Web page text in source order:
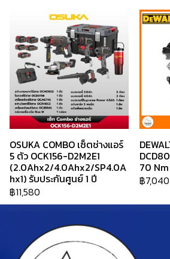
OSUKA COMBO เซ็ตช่างแอร์
5 ตัว OCK156-D2M2E1
(2.0Ahx2/4.0Ahx2/SP4.0A
hx1) รับประกันศูนย์ 1 ปี
฿11,580
70
฿7,040